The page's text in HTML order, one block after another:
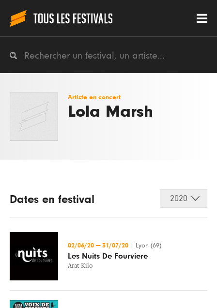
Artiste en concert
Lola Marsh
Dates en festival 2020
02/06/20 — 31/07/20 Lyon (69)
Les Nuits De Fourviere
Arat Kilo